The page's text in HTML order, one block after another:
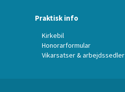
Praktisk info
Kirkebil
Honorarformular
Vikarsatser & arbejdssedler